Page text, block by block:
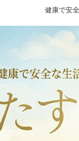
健康で安